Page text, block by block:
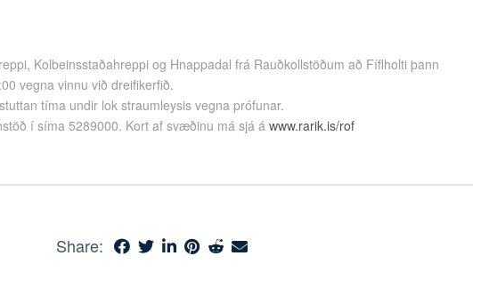
Kolbeinsstaðahreppi og Hnappadal frá Rauðkollstöðum að Fíflholti þann
vegna vinnu við dreifikerfið.
tíma undir lok straumleysis vegna prófunar.
í síma 5289000. Kort af svæðinu má sjá á www.rarik.is/rof
Share: